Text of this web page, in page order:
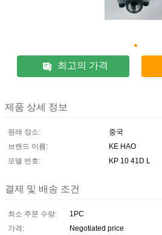
최고의 가격
제품 상세 정보
원래 장소:
중국
브랜드 이름:
KE HAO
모델 번호:
KP 10 41D L
결제 및 배송 조건
최소 주문 수량:
1PC
가격:
Negotiated price